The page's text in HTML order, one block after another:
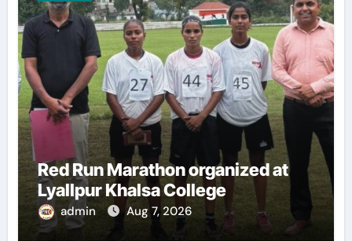
Red Run Marathon organized at
Lyallpur Khalsa College
admin Aug 7, 2026